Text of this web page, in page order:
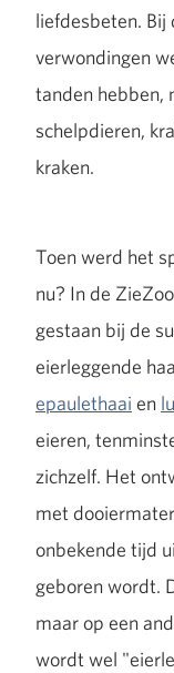
liefdesbeten.
verwondingen
tanden hebben,
schelpdieren,
kraken.
Toen werd het
nu? In de
gestaan bij de
eierleggende
epaulethaai en
eieren,
zichzelf. Het
met
onbekende tijd
geboren wordt.
maar op een
wordt wel